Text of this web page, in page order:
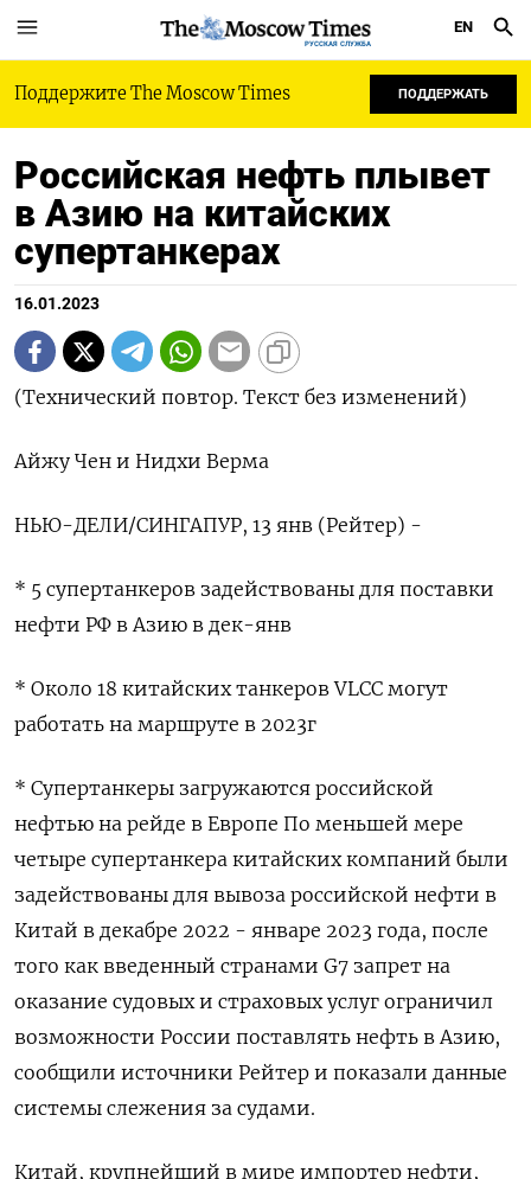
РУССКАЯ СЛУЖБА
EN
Поддержите The Moscow Times ПОДДЕРЖАТЬ
Российская нефть плывет
в Азию на китайских
супертанкерах
16.01.2023
(Технический повтор. Текст без изменений)
Айжу Чен и Нидхи Верма
НЬЮ-ДЕЛИ/СИНГАПУР, 13 янв (Рейтер) -
* 5 супертанкеров задействованы для поставки
нефти РФ в Азию в дек-янв
* Около 18 китайских танкеров VLCC могут
работать на маршруте в 2023г
* Супертанкеры загружаются российской
нефтью на рейде в Европе По меньшей мере
четыре супертанкера китайских компаний были
задействованы для вывоза российской нефти в
Китай в декабре 2022 - январе 2023 года, после
того как введенный странами G7 запрет на
оказание судовых и страховых услуг ограничил
возможности России поставлять нефть в Азию,
сообщили источники Рейтер и показали данные
системы слежения за судами.
Китай, крупнейший в мире импортер нефти,